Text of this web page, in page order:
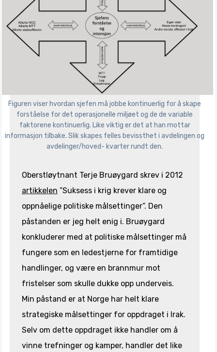
Figuren viser hvordan sjefen må jobbe kontinuerlig for å skape
forståelse for det operasjonelle miljøet og de de variable
faktorene kontinuerlig. Like viktig er det at han mottar
informasjon tilbake. Slik skapes felles bevissthet i avdelingen og
avdelinger/hoved- kvarter rundt den.
Oberstløytnant Terje Bruøygard skrev i 2012
artikkelen ”Suksess i krig krever klare og
oppnåelige politiske målsettinger”. Den
påstanden er jeg helt enig i. Bruøygard
konkluderer med at politiske målsettinger må
fungere som en ledestjerne for framtidige
handlinger, og være en brannmur mot
fristelser som skulle dukke opp underveis.
Min påstand er at Norge har helt klare
strategiske målsettinger for oppdraget i Irak.
Selv om dette oppdraget ikke handler om å
vinne trefninger og kamper, handler det like